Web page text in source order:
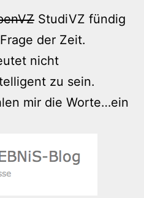
StudiVZ fündig
der Zeit.
nicht
zu sein.
mir die Worte…ein